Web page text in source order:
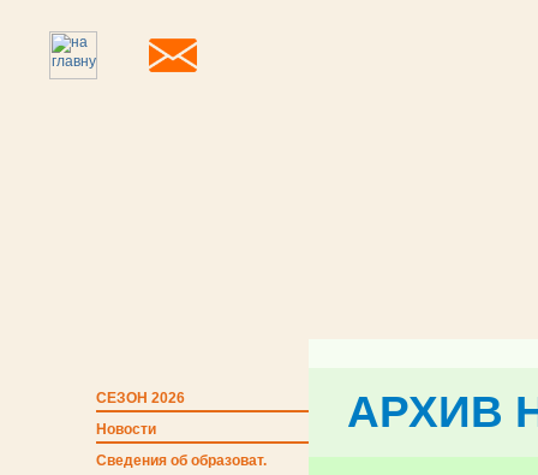
СЕЗОН 2026
Новости
Сведения об образоват.
АРХИВ